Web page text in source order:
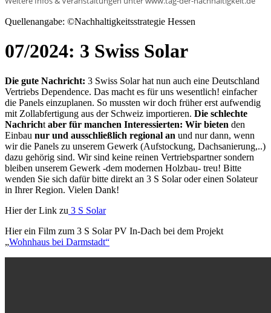
Quellenangabe: ©Nachhaltigkeitsstrategie Hessen
07/2024: 3 Swiss Solar
Die gute Nachricht: 3 Swiss Solar hat nun auch eine Deutschland
Vertriebs Dependence. Das macht es für uns wesentlich! einfacher
die Panels einzuplanen. So mussten wir doch früher erst aufwendig
mit Zollabfertigung aus der Schweiz importieren. Die schlechte
Nachricht aber für manchen Interessierten: Wir bieten den
Einbau nur und ausschließlich regional an und nur dann, wenn
wir die Panels zu unserem Gewerk (Aufstockung, Dachsanierung,..)
dazu gehörig sind. Wir sind keine reinen Vertriebspartner sondern
bleiben unserem Gewerk -dem modernen Holzbau- treu! Bitte
wenden Sie sich dafür bitte direkt an 3 S Solar oder einen Solateur
in Ihrer Region. Vielen Dank!
Hier der Link zu 3 S Solar
Hier ein Film zum 3 S Solar PV In-Dach bei dem Projekt
„Wohnhaus bei Darmstadt“